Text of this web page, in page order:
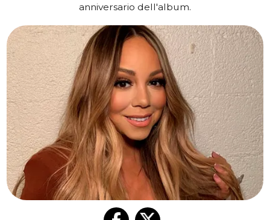
anniversario dell'album.